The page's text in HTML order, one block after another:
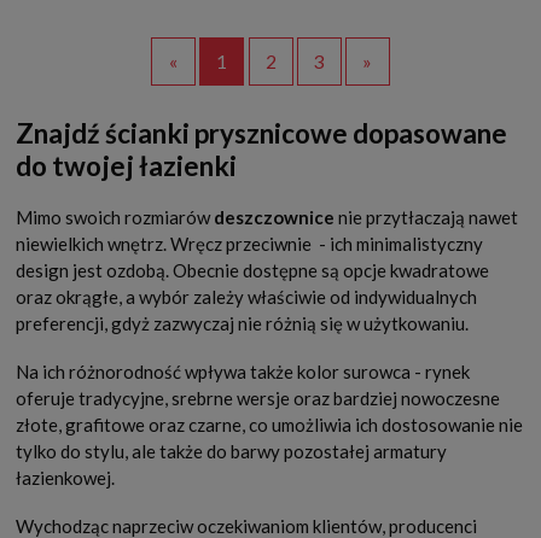
« 1 2 3 »
Znajdź ścianki prysznicowe dopasowane
do twojej łazienki
Mimo swoich rozmiarówdeszczownice nie przytłaczają nawet
niewielkich wnętrz. Wręcz przeciwnie - ich minimalistyczny
design jest ozdobą. Obecnie dostępne są opcje kwadratowe
oraz okrągłe, a wybór zależy właściwie od indywidualnych
preferencji, gdyż zazwyczaj nie różnią się w użytkowaniu.
Na ich różnorodność wpływa także kolor surowca - rynek
oferuje tradycyjne, srebrne wersje oraz bardziej nowoczesne
złote, grafitowe oraz czarne, co umożliwia ich dostosowanie nie
tylko do stylu, ale także do barwy pozostałej armatury
łazienkowej.
Wychodząc naprzeciw oczekiwaniom klientów, producenci